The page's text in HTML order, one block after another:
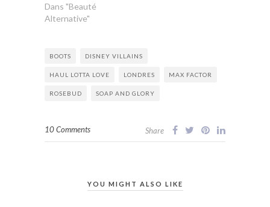
Dans "Beauté
Alternative"
BOOTS DISNEY VILLAINS
HAUL LOTTA LOVE LONDRES MAX FACTOR
ROSEBUD SOAP AND GLORY
10 Comments Share
YOU MIGHT ALSO LIKE